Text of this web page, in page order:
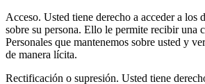
Acceso. Usted tiene derecho a acceder a los
sobre su persona. Ello le permite recibir una
Personales que mantenemos sobre usted y
de manera lícita.
Rectificación o supresión. Usted tiene